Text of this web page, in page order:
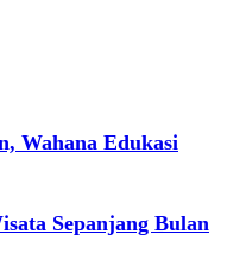
Wahana Edukasi
Sepanjang Bulan